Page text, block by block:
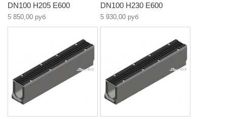
DN100 H205 E600
5 850,00 руб
DN100 H230 E600
5 930,00 руб